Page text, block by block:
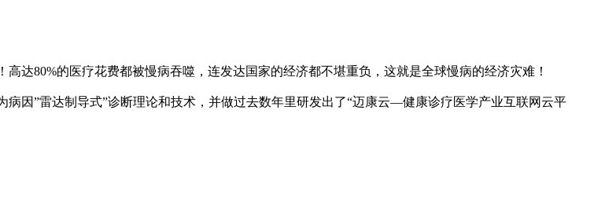
80%的医疗花费都被慢病吞噬，连发达国家的经济都不堪重负，这就是全球慢病的经济灾难！
”雷达制导式”诊断理论和技术，并做过去数年里研发出了“迈康云—健康诊疗医学产业互联网云平